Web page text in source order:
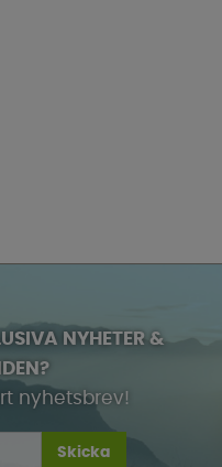
NYHETER &
nyhetsbrev!
Skicka